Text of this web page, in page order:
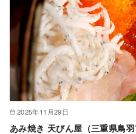
2025年11月29日
あみ焼き 天びん屋（三重県鳥